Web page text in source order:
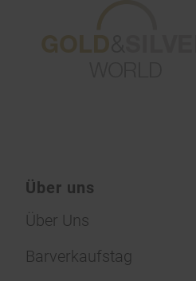
Über uns
Über Uns
Barverkaufstag